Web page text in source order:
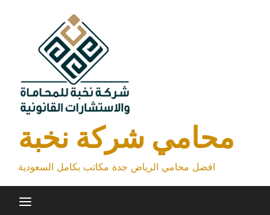
محامي شركة نخبة
افضل محامي الرياض جدة مكاتب بكامل السعودية